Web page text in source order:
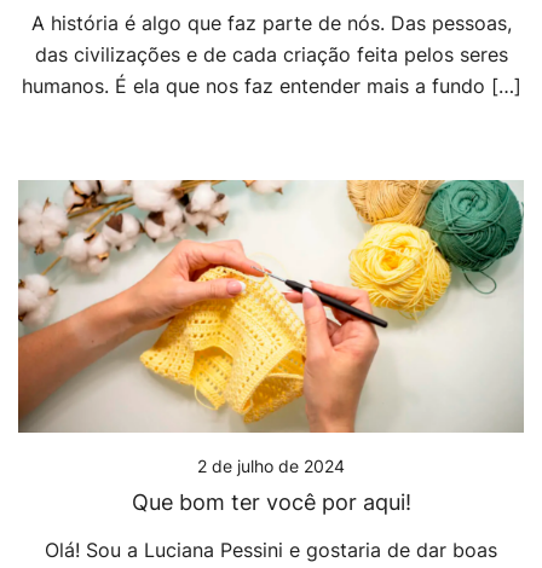
A história é algo que faz parte de nós. Das pessoas,
das civilizações e de cada criação feita pelos seres
humanos. É ela que nos faz entender mais a fundo […]
2 de julho de 2024
Que bom ter você por aqui!
Olá! Sou a Luciana Pessini e gostaria de dar boas